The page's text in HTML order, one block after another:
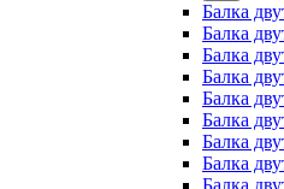
Балка
Балка
Балка
Балка
Балка
Балка
Балка
Балка
Балка